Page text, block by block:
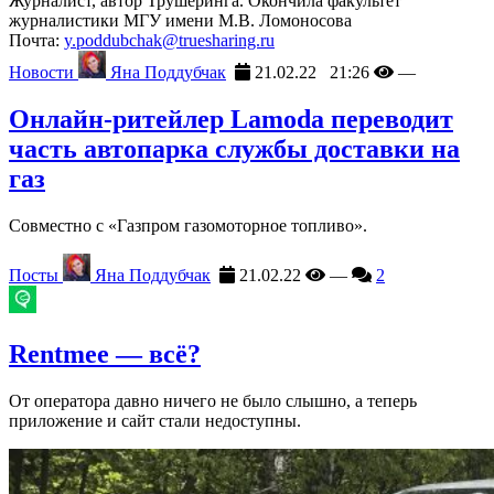
журналистики МГУ имени М.В. Ломоносова
Почта: y.poddubchak@truesharing.ru
Новости
Яна Поддубчак 21.02.22 21:26 —
Онлайн-ритейлер Lamoda переводит
часть автопарка службы доставки на
газ
Совместно с «Газпром газомоторное топливо».
Посты Яна Поддубчак 21.02.22 — 2
Rentmee — всё?
От оператора давно ничего не было слышно, а теперь
приложение и сайт стали недоступны.